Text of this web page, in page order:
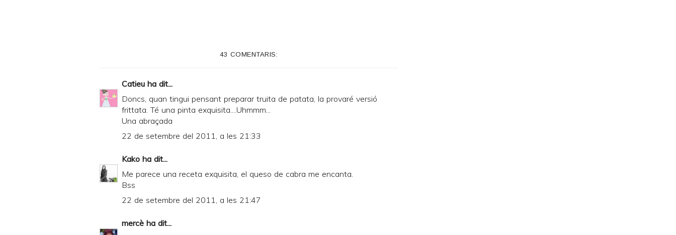
n
y
a
43 COMENTARIS:
Catieu ha dit...
Doncs, quan tingui pensant preparar truita de patata, la provaré versió
frittata. Té una pinta exquisita....Uhmmm...
Una abraçada
22 de setembre del 2011, a les 21:33
Kako ha dit...
Me parece una receta exquisita, el queso de cabra me encanta.
Bss
22 de setembre del 2011, a les 21:47
mercè ha dit...